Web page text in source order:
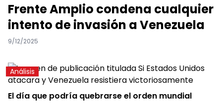
Frente Amplio condena cualquier
intento de invasión a Venezuela
9/12/2025
Análisis
El día que podría quebrarse el orden mundial